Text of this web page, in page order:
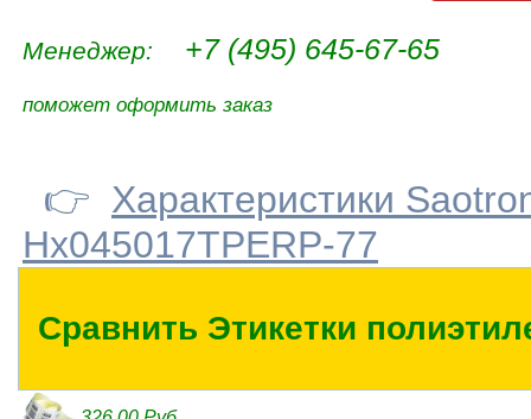
Менеджер: +7 (495) 645-67-65
поможет оформить заказ
👉 Характеристики
Hx045017TPERP-77
Сравнить Этикетки